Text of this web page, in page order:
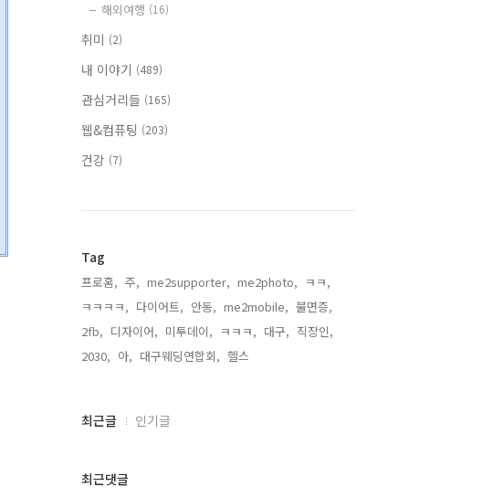
해외여행 (16)
취미 (2)
내 이야기 (489)
관심거리들 (165)
웹&컴퓨팅 (203)
건강 (7)
Tag
프로홈, 주, me2supporter, me2photo, ㅋㅋ,
ㅋㅋㅋㅋ, 다이어트, 안동, me2mobile, 불면증,
2fb, 디자이어, 미투데이, ㅋㅋㅋ, 대구, 직장인,
2030, 아, 대구웨딩연합회, 헬스,
최
과
최근글 인기글
최근댓글